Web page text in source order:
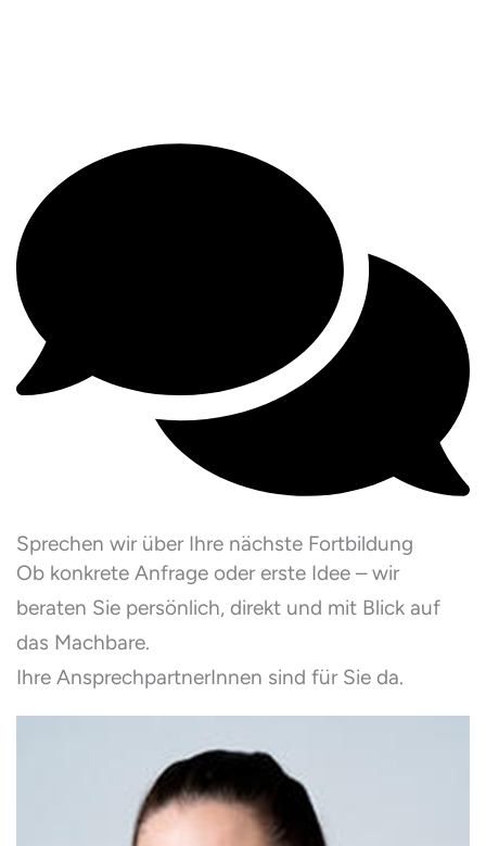
Sprechen wir über Ihre nächste Fortbildung
Ob konkrete Anfrage oder erste Idee – wir
beraten Sie persönlich, direkt und mit Blick auf
das Machbare.
Ihre AnsprechpartnerInnen sind für Sie da.